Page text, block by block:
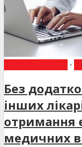
•
Без
інших
отримання
медичних